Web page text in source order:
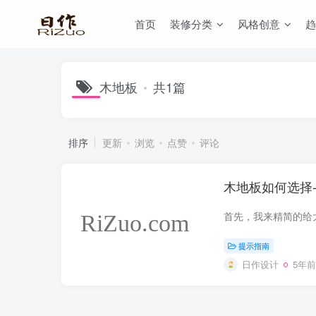
首页 装修分类 风格创意
木地板 共1篇
排序 更新 浏览 点赞 评论
木地板如何选
提示指南
日作设计 5年前